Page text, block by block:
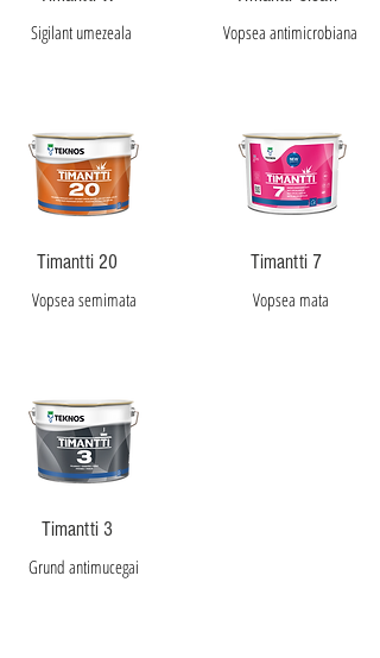
Sigilant umezeala
Timantti 20
Vopsea semimata
Timantti 3
Grund antimucegai
Vopsea antimicrobiana
Timantti 7
Vopsea mata